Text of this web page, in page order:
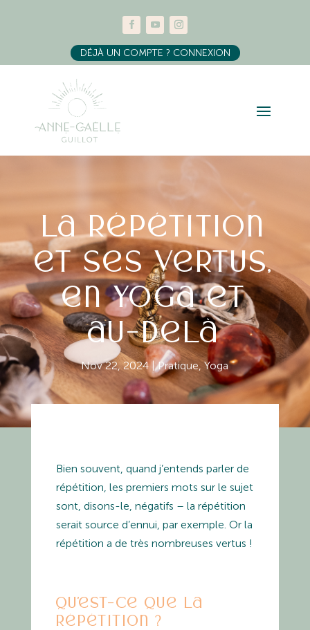
DÉJÀ UN COMPTE ? CONNEXION
La répétition
et ses vertus,
en yoga et
au-delà
Nov 22, 2024|Pratique,Yoga
Bien souvent, quand j’entends parler de
répétition, les premiers mots sur le sujet
sont, disons-le, négatifs – la répétition
serait source d’ennui, par exemple. Or la
répétition a de très nombreuses vertus !
Qu’est-ce que la
répétition ?